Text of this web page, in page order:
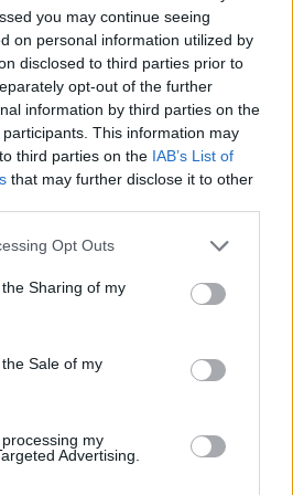
you may continue seeing
on personal information utilized by
disclosed to third parties prior to
opt-out of the further
information by third parties on the
participants. This information may
third parties on the IAB’s List of
that may further disclose it to other
Opt Outs
Sharing of my
Sale of my
my
Advertising.
Így hozta be
alatt a lemaradást
akadnak el, hanem
Hiába lenne vállalható a havi
vagy 20 százalékát előre össze
múltja van, és 2025 végén
meg tudom venni ezt a majdnem
mint a régió, a
viszont az élbolyban
a legtöbbet, akikről a
az sem biztos, hogy a kevesebb